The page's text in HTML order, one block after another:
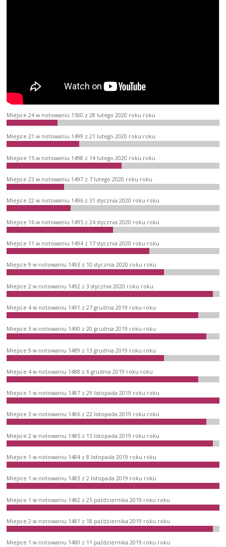
Miejsce 24 w notowaniu 1500 z 28 lutego 2020 roku roku
Miejsce 21 w notowaniu 1499 z 21 lutego 2020 roku roku
Miejsce 15 w notowaniu 1498 z 14 lutego 2020 roku roku
Miejsce 23 w notowaniu 1497 z 7 lutego 2020 roku roku
Miejsce 22 w notowaniu 1496 z 31 stycznia 2020 roku roku
Miejsce 16 w notowaniu 1495 z 24 stycznia 2020 roku roku
Miejsce 11 w notowaniu 1494 z 17 stycznia 2020 roku roku
Miejsce 9 w notowaniu 1493 z 10 stycznia 2020 roku roku
Miejsce 2 w notowaniu 1492 z 3 stycznia 2020 roku roku
Miejsce 4 w notowaniu 1491 z 27 grudnia 2019 roku roku
Miejsce 3 w notowaniu 1490 z 20 grudnia 2019 roku roku
Miejsce 9 w notowaniu 1489 z 13 grudnia 2019 roku roku
Miejsce 4 w notowaniu 1488 z 6 grudnia 2019 roku roku
Miejsce 1 w notowaniu 1487 z 29 listopada 2019 roku roku
Miejsce 3 w notowaniu 1486 z 22 listopada 2019 roku roku
Miejsce 2 w notowaniu 1485 z 15 listopada 2019 roku roku
Miejsce 1 w notowaniu 1484 z 8 listopada 2019 roku roku
Miejsce 1 w notowaniu 1483 z 2 listopada 2019 roku roku
Miejsce 1 w notowaniu 1482 z 25 października 2019 roku roku
Miejsce 2 w notowaniu 1481 z 18 października 2019 roku roku
Miejsce 1 w notowaniu 1480 z 11 października 2019 roku roku